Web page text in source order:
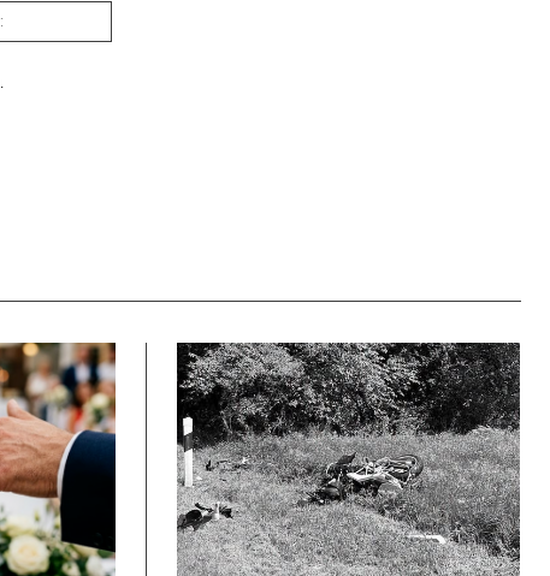
stránky: